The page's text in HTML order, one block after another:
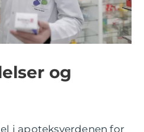
og
i apoteksverdenen for